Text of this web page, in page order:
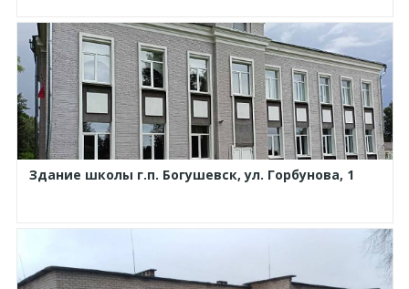
Здание школы г.п. Богушевск, ул. Горбунова, 1